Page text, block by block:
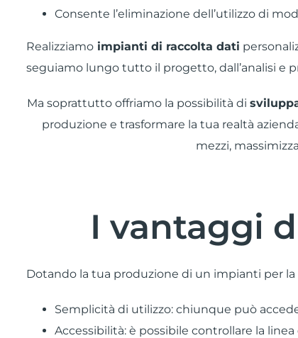
Consente l’eliminazione dell’utilizzo di
Realizziamo impianti di raccolta dati
seguiamo lungo tutto il progetto, dall’analisi e
Ma soprattutto offriamo la possibilità di
produzione e trasformare la tua realtà
mezzi,
I vantaggi
Dotando la tua produzione di un impianti per
Semplicità di utilizzo: chiunque può
Accessibilità: è possibile controllare la